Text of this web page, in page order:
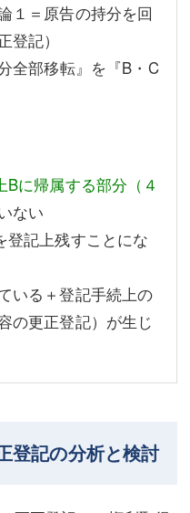
１＝原告の持分を回
記）
全部移転』を『B・C
に帰属する部分（４
ない
登記上残すことにな
いる＋登記手続上の
の更正登記）が生じ
登記の分析と検討